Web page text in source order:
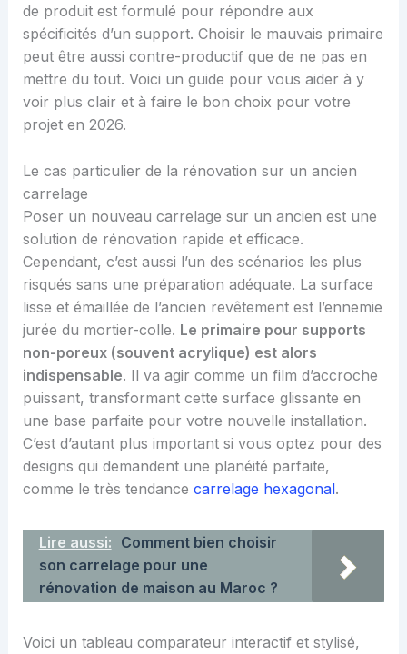
de produit est formulé pour répondre aux
spécificités d’un support. Choisir le mauvais primaire
peut être aussi contre-productif que de ne pas en
mettre du tout. Voici un guide pour vous aider à y
voir plus clair et à faire le bon choix pour votre
projet en 2026.
Le cas particulier de la rénovation sur un ancien
carrelage
Poser un nouveau carrelage sur un ancien est une
solution de rénovation rapide et efficace.
Cependant, c’est aussi l’un des scénarios les plus
risqués sans une préparation adéquate. La surface
lisse et émaillée de l’ancien revêtement est l’ennemie
jurée du mortier-colle. Le primaire pour supports
non-poreux (souvent acrylique) est alors
indispensable. Il va agir comme un film d’accroche
puissant, transformant cette surface glissante en
une base parfaite pour votre nouvelle installation.
C’est d’autant plus important si vous optez pour des
designs qui demandent une planéité parfaite,
comme le très tendance carrelage hexagonal.
Lire aussi: Comment bien choisir
son carrelage pour une
rénovation de maison au Maroc ?
Voici un tableau comparateur interactif et stylisé,